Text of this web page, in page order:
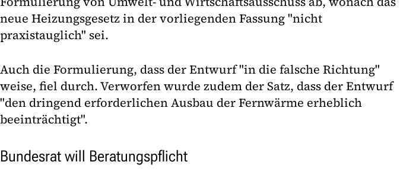
neue Heizungsgesetz in der vorliegenden Fassung "nicht
praxistauglich" sei.
Auch die Formulierung, dass der Entwurf "in die falsche Richtung"
weise, fiel durch. Verworfen wurde zudem der Satz, dass der Entwurf
"den dringend erforderlichen Ausbau der Fernwärme erheblich
beeinträchtigt".
Bundesrat will Beratungspflicht